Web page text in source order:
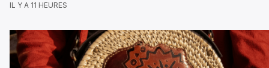
IL Y A 11 HEURES